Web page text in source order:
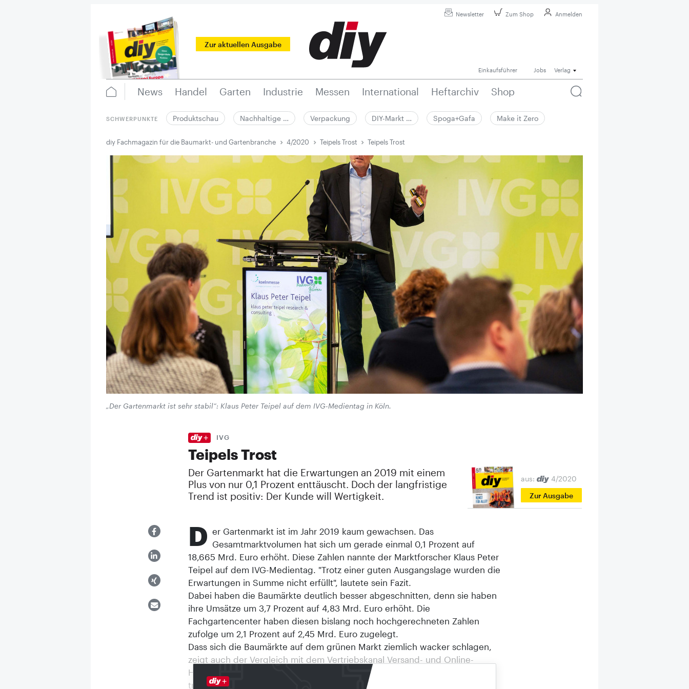
Newsletter Zum Shop Anmelden
Zur aktuellen Ausgabe
Einkaufsführer Jobs Verlag
News Handel Garten Industrie Messen International Heftarchiv Shop
SCHWERPUNKTE Produktschau Nachhaltige … Verpackung DIY-Markt … Spoga+Gafa Make it Zero
diy Fachmagazin für die Baumarkt- und Gartenbranche 4/2020 Teipels Trost Teipels Trost
„Der Gartenmarkt ist sehr stabil“: Klaus Peter Teipel auf dem IVG-Medientag in Köln.
IVG
Teipels Trost
Der Gartenmarkt hat die Erwartungen an 2019 mit einem
Plus von nur 0,1 Prozent enttäuscht. Doch der langfristige
Trend ist positiv: Der Kunde will Wertigkeit.
aus:
4/2020
Zur Ausgabe
D er Gartenmarkt ist im Jahr 2019 kaum gewachsen. Das
Gesamtmarktvolumen hat sich um gerade einmal 0,1 Prozent auf
18,665 Mrd. Euro erhöht. Diese Zahlen nannte der Marktforscher Klaus Peter
Teipel auf dem IVG-Medientag. "Trotz einer guten Ausgangslage wurden die
Erwartungen in Summe nicht erfüllt", lautete sein Fazit.
Dabei haben die Baumärkte deutlich besser abgeschnitten, denn sie haben
ihre Umsätze um 3,7 Prozent auf 4,83 Mrd. Euro erhöht. Die
Fachgartencenter haben diesen bislang noch hochgerechneten Zahlen
zufolge um 2,1 Prozent auf 2,45 Mrd. Euro zugelegt.
Dass sich die Baumärkte auf dem grünen Markt ziemlich wacker schlagen,
zeigt auch der Vergleich mit dem Vertriebskanal Versand- und Online-
Handel plus Direktvertrieb der Hersteller: Die Zuwachsraten der beiden
trennen lediglich 0,1 Punkte zugunsten des letztgenannten Kanals, der